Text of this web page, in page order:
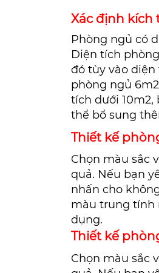
Xác định
Phòng ngủ có
Diện tích
đó tùy vào
phòng ngủ
tích dưới
thể bổ sung
Thiết kế
Chọn màu sắc
quả. Nếu bạn
nhấn cho
màu trung tính
dụng.
Thiết kế
Chọn màu sắc